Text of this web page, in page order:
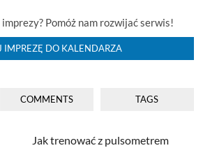
Pomóż nam rozwijać serwis!
IMPREZĘ DO KALENDARZA
COMMENTS TAGS
Jak trenować z pulsometrem